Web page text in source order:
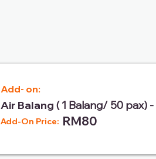
Add- on:
Air Balang ( 1 Balang/ 50 pax) -
RM80
Add-On Price: